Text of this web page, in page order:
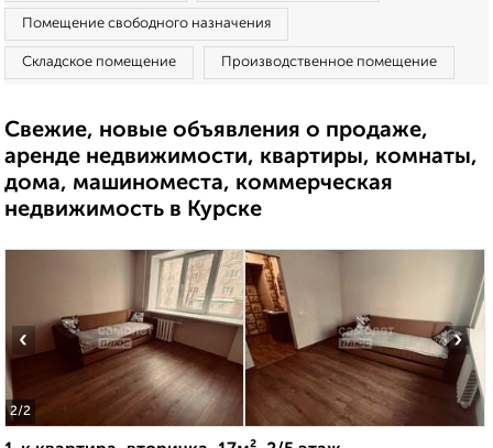
Помещение свободного назначения
Складское помещение Производственное помещение
Свежие, новые объявления о продаже,
аренде недвижимости, квартиры, комнаты,
дома, машиноместа, коммерческая
недвижимость в Курске
2/2
‹ ›